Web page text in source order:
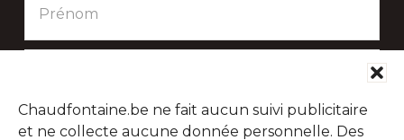
Chaudfontaine.be ne fait aucun suivi publicitaire
et ne collecte aucune donnée personnelle. Des